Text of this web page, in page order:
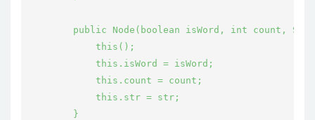
public Node(boolean isWord, int count,
            this();
            this.isWord = isWord;
            this.count = count;
            this.str = str;
        }